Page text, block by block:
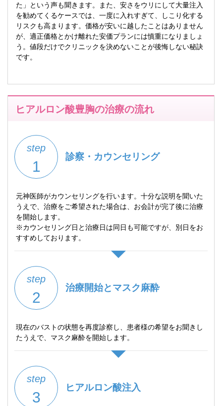
た」という声も聞きます。また、安さをウリにして大量注入
を勧めてくるケースでは、一度に入れすぎて、しこり化する
リスクも高まります。価格が安いに越したことはありません
が、適正価格とかけ離れた安価プランには慎重になりましょ
う。値段だけでクリニックを決めないことが後悔しない秘訣
です。
ヒアルロン酸豊胸の治療の流れ
step
1
診察・カウンセリング
元神医師がカウンセリングを行います。十分な説明を聞いた
うえで、治療をご希望された場合は、お会計が完了後に治療
を開始します。
※カウンセリング日と治療日は同日も可能ですが、別日をお
すすめしております。
step
2
治療開始とマスク麻酔
現在のバストの状態を再度診察し、患者様の希望をお聞きし
たうえで、マスク麻酔を開始します。
step
3
ヒアルロン酸注入